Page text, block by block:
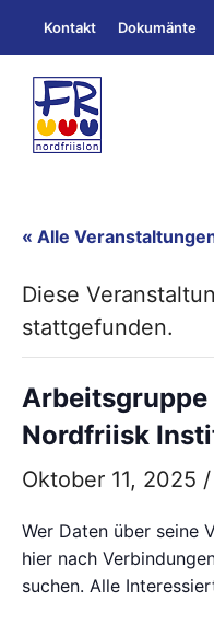
Inhalt
springen
Kontakt Dokumänte
« Alle
Diese
stattgefunden.
Arbeitsgruppe
Nordfriisk
Oktober 11, 2025
Wer Daten über seine
hier nach
suchen. Alle